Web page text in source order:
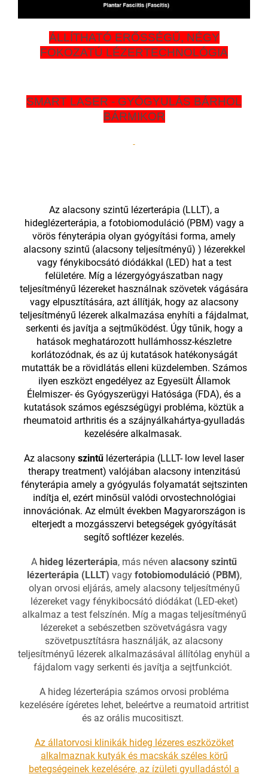
ÁLLÍTHATÓ ERŐSSÉGŰ, NÉGY
FOKOZATÚ LÉZERTECHNOLÓGIA
SMART LASER - GYÓGYULÁS BÁRHOL
BÁRMIKOR
Az alacsony szintű lézerterápia (LLLT), a
hideglézerterápia, a fotobiomoduláció (PBM) vagy a
vörös fényterápia olyan gyógyítási forma, amely
alacsony szintű (alacsony teljesítményű) ) lézerekkel
vagy fénykibocsátó diódákkal (LED) hat a test
felületére. Míg a lézergyógyászatban nagy
teljesítményű lézereket használnak szövetek vágására
vagy elpusztítására, azt állítják, hogy az alacsony
teljesítményű lézerek alkalmazása enyhíti a fájdalmat,
serkenti és javítja a sejtműködést. Úgy tűnik, hogy a
hatások meghatározott hullámhossz-készletre
korlátozódnak, és az új kutatások hatékonyságát
mutatták be a rövidlátás elleni küzdelemben. Számos
ilyen eszközt engedélyez az Egyesült Államok
Élelmiszer- és Gyógyszerügyi Hatósága (FDA), és a
kutatások számos egészségügyi probléma, köztük a
rheumatoid arthritis és a szájnyálkahártya-gyulladás
kezelésére alkalmasak.
Az alacsony szintű lézerterápia (LLLT- low level laser
therapy treatment) valójában alacsony intenzitású
fényterápia amely a gyógyulás folyamatát sejtszinten
indítja el, ezért minősül valódi orvostechnológiai
innovációnak. Az elmúlt években Magyarországon is
elterjedt a mozgásszervi betegségek gyógyítását
segítő softlézer kezelés.
A hideg lézerterápia, más néven alacsony szintű
lézerterápia (LLLT) vagy fotobiomoduláció (PBM),
olyan orvosi eljárás, amely alacsony teljesítményű
lézereket vagy fénykibocsátó diódákat (LED-eket)
alkalmaz a test felszínén. Míg a magas teljesítményű
lézereket a sebészetben szövetvágásra vagy
szövetpusztításra használják, az alacsony
teljesítményű lézerek alkalmazásával állítólag enyhül a
fájdalom vagy serkenti és javítja a sejtfunkciót.
A hideg lézerterápia számos orvosi probléma
kezelésére ígéretes lehet, beleértve a reumatoid artritist
és az orális mucositiszt.
Az állatorvosi klinikák hideg lézeres eszközöket
alkalmaznak kutyák és macskák széles körű
betegségeinek kezelésére, az ízületi gyulladástól a